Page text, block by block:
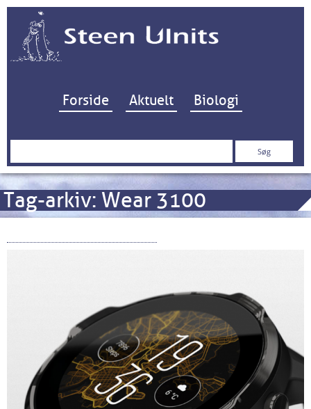
Hop til indhold
Forside Aktuelt Biologi
Søg
Tag-arkiv: Wear 3100